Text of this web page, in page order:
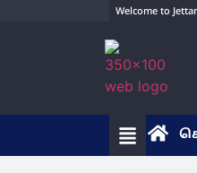
Welcome to